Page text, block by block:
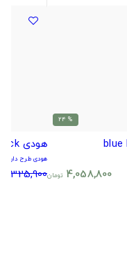
% 24
4,058,800 تومان
هودی blue lock
هودی طرح دار
5,325,900